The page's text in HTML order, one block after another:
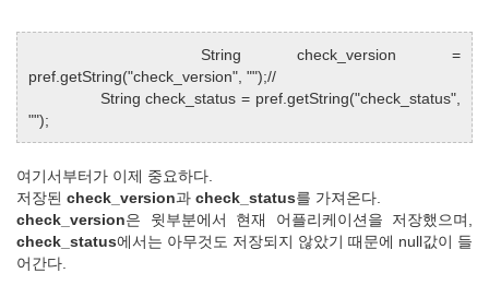
String check_version =
pref.getString("check_version", "");//
String check_status = pref.getString("check_status",
"");
여기서부터가 이제 중요하다.
저장된 check_version과 check_status를 가져온다.
check_version은 윗부분에서 현재 어플리케이션을 저장했으며,
check_status에서는 아무것도 저장되지 않았기 때문에 null값이 들
어간다.